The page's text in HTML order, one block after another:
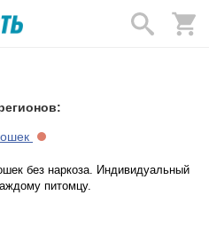
без наркоза. Индивидуальный
питомцу.